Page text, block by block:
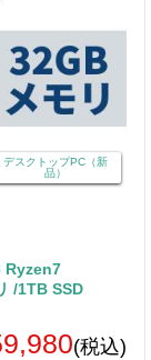
デスクトップPC（新
品）
Ryzen7
/1TB SSD
(税込)